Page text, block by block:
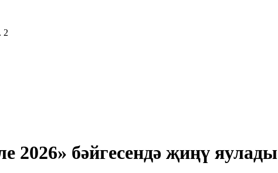
2
2026» бәйгесендә җиңү яулады